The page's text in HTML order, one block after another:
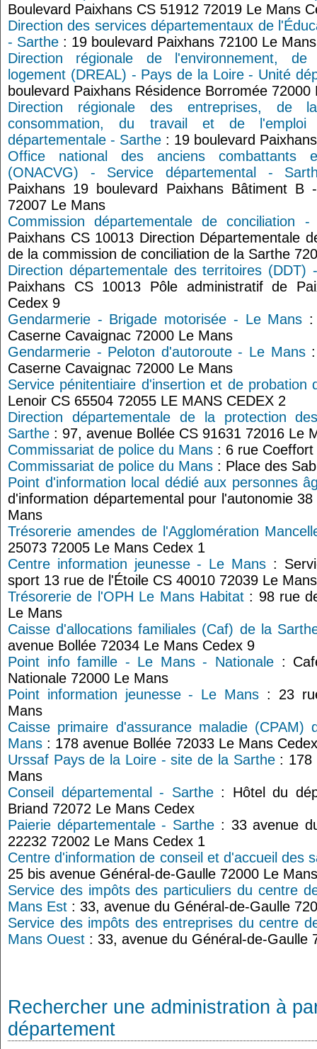
Boulevard Paixhans CS 51912 72019 Le Mans
Direction des services départementaux de
- Sarthe : 19 boulevard Paixhans 72100 Le Mans
Direction régionale de l'environnement,
logement (DREAL) - Pays de la Loire - Unité
boulevard Paixhans Résidence Borromée 72000
Direction régionale des entreprises, de
consommation, du travail et de l'emploi
départementale - Sarthe : 19 boulevard
Office national des anciens combattants
(ONACVG) - Service départemental -
Paixhans 19 boulevard Paixhans Bâtiment
72007 Le Mans
Commission départementale de conciliation -
Paixhans CS 10013 Direction Départementale
de la commission de conciliation de la Sarthe
Direction départementale des territoires (DDT)
Paixhans CS 10013 Pôle administratif de
Cedex 9
Gendarmerie - Brigade motorisée - Le Mans :
Caserne Cavaignac 72000 Le Mans
Gendarmerie - Peloton d'autoroute - Le Mans:
Caserne Cavaignac 72000 Le Mans
Service pénitentiaire d'insertion et de probation
Lenoir CS 65504 72055 LE MANS CEDEX 2
Direction départementale de la protection
Sarthe : 97, avenue Bollée CS 91631 72016 Le
Commissariat de police du Mans : 6 rue
Commissariat de police du Mans : Place des
Point d'information local dédié aux personnes
d'information départemental pour l'autonomie
Mans
Trésorerie amendes de l'Agglomération
25073 72005 Le Mans Cedex 1
Centre information jeunesse - Le Mans :
sport 13 rue de l'Étoile CS 40010 72039 Le
Trésorerie de l'OPH Le Mans Habitat: 98 rue
Le Mans
Caisse d'allocations familiales (Caf) de la
avenue Bollée 72034 Le Mans Cedex 9
Point info famille - Le Mans - Nationale :
Nationale 72000 Le Mans
Point information jeunesse - Le Mans : 23
Mans
Caisse primaire d'assurance maladie
Mans : 178 avenue Bollée 72033 Le Mans
Urssaf Pays de la Loire - site de la Sarthe: 178
Mans
Conseil départemental - Sarthe: Hôtel du
Briand 72072 Le Mans Cedex
Paierie départementale - Sarthe : 33 avenue
22232 72002 Le Mans Cedex 1
Centre d'information de conseil et d'accueil des
25 bis avenue Général-de-Gaulle 72000 Le Mans
Service des impôts des particuliers du centre
Mans Est : 33, avenue du Général-de-Gaulle
Service des impôts des entreprises du centre
Mans Ouest : 33, avenue du Général-de-Gaulle
Rechercher une administration à
département